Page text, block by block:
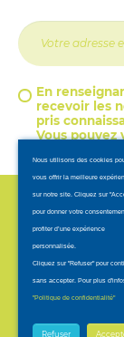
En
recevoir les
pris
Vous pouvez
lien de
Nous utilisons des cookies
vous offrir la meilleure
sur notre site. Cliquez sur
pour donner votre
profiter d’une expérience
personnalisée.
Cliquez sur "Refuser" pour
sans accepter. Pour plus
"Politique de confidentialité".
Refuser